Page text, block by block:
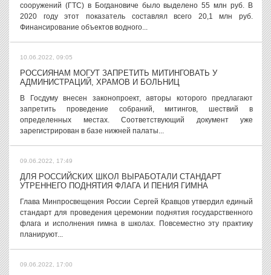
сооружений (ГТС) в Богдановиче было выделено 55 млн руб. В
2020 году этот показатель составлял всего 20,1 млн руб.
Финансирование объектов водного...
10.06.2022, 09:05
РОССИЯНАМ МОГУТ ЗАПРЕТИТЬ МИТИНГОВАТЬ У
АДМИНИСТРАЦИЙ, ХРАМОВ И БОЛЬНИЦ
В Госдуму внесен законопроект, авторы которого предлагают
запретить проведение собраний, митингов, шествий в
определенных местах. Соответствующий документ уже
зарегистрирован в базе нижней палаты...
09.06.2022, 17:49
ДЛЯ РОССИЙСКИХ ШКОЛ ВЫРАБОТАЛИ СТАНДАРТ
УТРЕННЕГО ПОДНЯТИЯ ФЛАГА И ПЕНИЯ ГИМНА
Глава Минпросвещения России Сергей Кравцов утвердил единый
стандарт для проведения церемонии поднятия государственного
флага и исполнения гимна в школах. Повсеместно эту практику
планируют...
09.06.2022, 17:00